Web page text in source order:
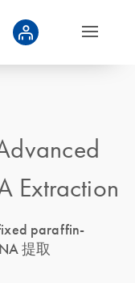
Extraction
paraffin-
提取